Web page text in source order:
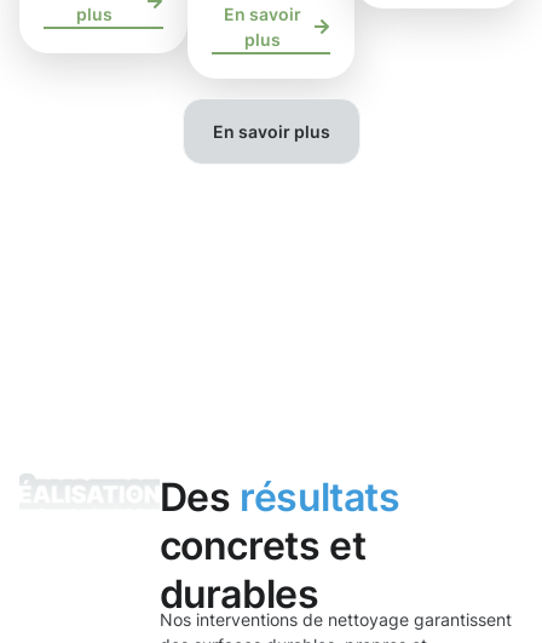
plus
En savoir
plus
En savoir plus
Des résultats
concrets et
durables
Nos interventions de nettoyage garantissent